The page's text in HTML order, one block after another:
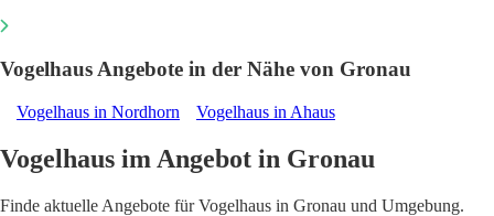
Vogelhaus Angebote in der Nähe von Gronau
Vogelhaus in Nordhorn Vogelhaus in Ahaus
Vogelhaus im Angebot in Gronau
Finde aktuelle Angebote für Vogelhaus in Gronau und Umgebung.